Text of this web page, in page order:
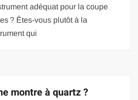
adéquat pour la coupe
? Êtes-vous plutôt à la
qui
montre à quartz ?